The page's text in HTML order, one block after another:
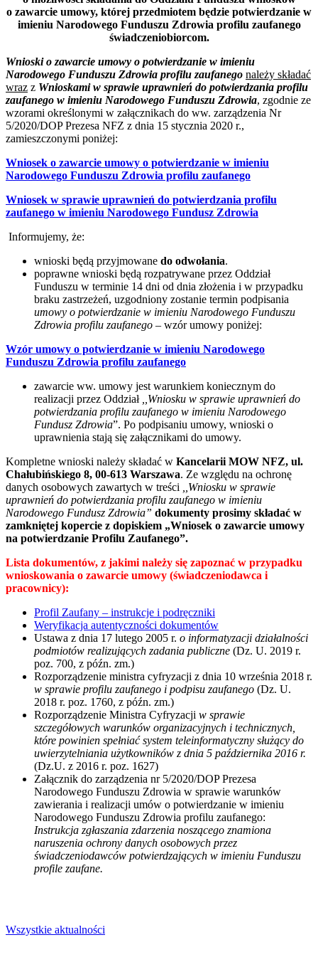
o zawarcie umowy, której przedmiotem będzie potwierdzanie w
imieniu Narodowego Funduszu Zdrowia profilu zaufanego
świadczeniobiorcom.
Wnioski o zawarcie umowy o potwierdzanie w imieniu
Narodowego Funduszu Zdrowia profilu zaufanego należy składać
wraz z Wnioskami w sprawie uprawnień do potwierdzania profilu
zaufanego w imieniu Narodowego Funduszu Zdrowia, zgodnie ze
wzorami określonymi w załącznikach do ww. zarządzenia Nr
5/2020/DOP Prezesa NFZ z dnia 15 stycznia 2020 r.,
zamieszczonymi poniżej:
Wniosek o zawarcie umowy o potwierdzanie w imieniu
Narodowego Funduszu Zdrowia profilu zaufanego
Wniosek w sprawie uprawnień do potwierdzania profilu
zaufanego w imieniu Narodowego Fundusz Zdrowia
Informujemy, że:
wnioski będą przyjmowane do odwołania.
poprawne wnioski będą rozpatrywane przez Oddział
Funduszu w terminie 14 dni od dnia złożenia i w przypadku
braku zastrzeżeń, uzgodniony zostanie termin podpisania
umowy o potwierdzanie w imieniu Narodowego Funduszu
Zdrowia profilu zaufanego – wzór umowy poniżej:
Wzór umowy o potwierdzanie w imieniu Narodowego
Funduszu Zdrowia profilu zaufanego
zawarcie ww. umowy jest warunkiem koniecznym do
realizacji przez Oddział
,,Wniosku w sprawie uprawnień do
potwierdzania profilu zaufanego w imieniu Narodowego
Fundusz Zdrowia”. Po podpisaniu umowy, wnioski o
uprawnienia stają się załącznikami do umowy.
Kompletne wnioski należy składać w Kancelarii MOW NFZ, ul.
Chałubińskiego 8, 00-613 Warszawa. Ze względu na ochronę
danych osobowych zawartych w treści
,,Wniosku w sprawie
uprawnień do potwierdzania profilu zaufanego w imieniu
Narodowego Fundusz Zdrowia” dokumenty prosimy składać w
zamkniętej kopercie z dopiskiem „Wniosek o zawarcie umowy
na potwierdzanie Profilu Zaufanego”.
Lista dokumentów, z jakimi należy się zapoznać w przypadku
wnioskowania o zawarcie umowy (świadczeniodawca i
pracownicy):
Profil Zaufany – instrukcje i podręczniki
Weryfikacja autentyczności dokumentów
Ustawa z dnia 17 lutego 2005 r. o informatyzacji działalności
podmiotów realizujących zadania publiczne (Dz. U. 2019 r.
poz. 700, z późn. zm.)
Rozporządzenie ministra cyfryzacji z dnia 10 września 2018 r.
w sprawie profilu zaufanego i podpisu zaufanego (Dz. U.
2018 r. poz. 1760, z późn. zm.)
Rozporządzenie Ministra Cyfryzacji w sprawie
szczegółowych warunków organizacyjnych i technicznych,
które powinien spełniać system teleinformatyczny służący do
uwierzytelniania użytkowników z dnia 5 października 2016 r.
(Dz.U. z 2016 r. poz. 1627)
Załącznik do zarządzenia nr 5/2020/DOP Prezesa
Narodowego Funduszu Zdrowia w sprawie warunków
zawierania i realizacji umów o potwierdzanie w imieniu
Narodowego Funduszu Zdrowia profilu zaufanego:
Instrukcja zgłaszania zdarzenia noszącego znamiona
naruszenia ochrony danych osobowych przez
świadczeniodawców potwierdzających w imieniu Funduszu
profile zaufane.
Wszystkie aktualności